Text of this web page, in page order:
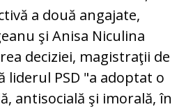
a două angajate,
şi Anisa Niculina
deciziei, magistraţii de
liderul PSD "a adoptat o
antisocială şi imorală, în